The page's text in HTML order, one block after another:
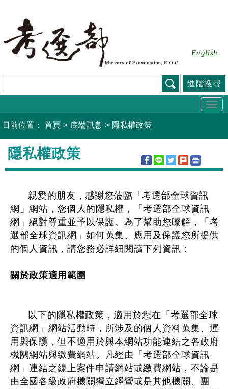
要
容
English
進階搜尋
目前位置： 首頁 > 底端訊息 > 隱私權政策
:::
隱私權政策
親愛的朋友，感謝您蒞臨「考選部全球資訊
網」網站，您個人的隱私權，「考選部全球資訊
網」絕對尊重並予以保護。為了幫助您瞭解，「考
選部全球資訊網」如何蒐集、應用及保護您所提供
的個人資訊，請您務必詳細閱讀下列資訊：
關於政策適用範圍
以下的隱私權政策，適用於您在「考選部全球
資訊網」網站活動時，所涉及的個人資料蒐集、運
用與保護，但不適用於與本網站功能連結之各政府
機關網站與繳費網站。凡經由「考選部全球資訊
網」連結之線上案件申請網站或繳費網站，不論是
由全國各級政府機關獨立經營或是其他機關、團